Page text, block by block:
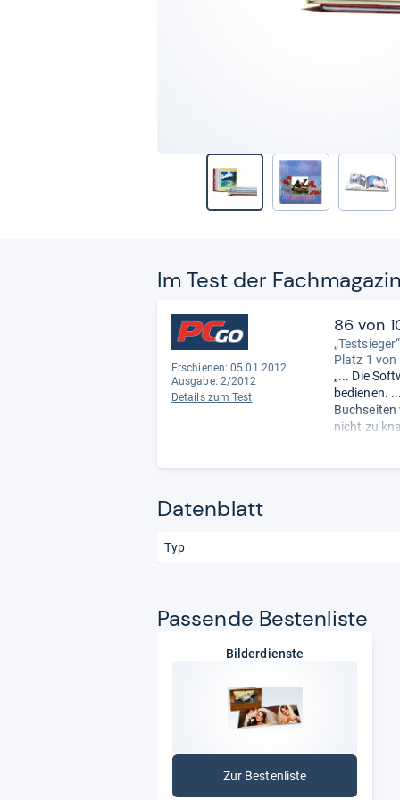
Im Test der
Erschienen: 05.01.2012
Ausgabe: 2/2012
Details zum Test
86 von
„Testsieger“
Platz 1 von
„... Die
bedienen.
nicht zu
Datenblatt
Typ
Pas­sende Bes­ten­liste
Bilderdienste
Zur Bestenliste
: Bilderdienste